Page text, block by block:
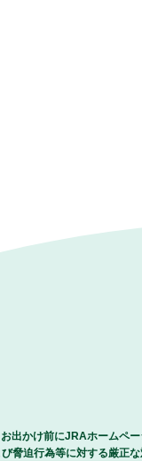
お出かけ前にJRAホームペ
脅迫行為等に対する厳正